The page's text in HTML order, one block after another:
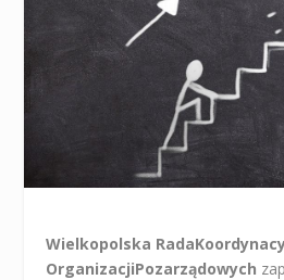
Wielkopolska Rada
OrganizacjiPozarządowych